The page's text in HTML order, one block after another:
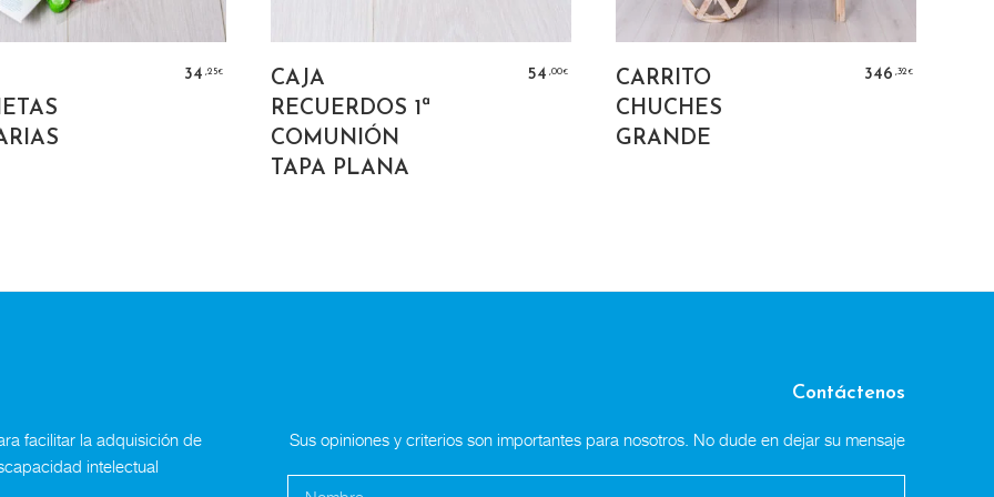
34 ,25€
CAJA
RECUERDOS 1ª
COMUNIÓN
TAPA PLANA
54 ,00€ AÑADIR AL CARRITO
CARRITO
CHUCHES
GRANDE
346 ,32 €
facilitar la adquisición de
intelectual
Contáctenos
Sus opiniones y criterios son importantes para nosotros. No dude en dejar su mensaje